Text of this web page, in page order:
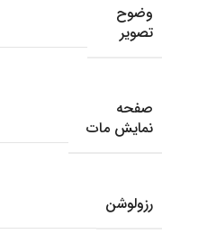
وضوح
تصویر
صفحه
نمایش مات
رزولوشن